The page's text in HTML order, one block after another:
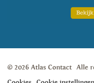
en soms verstikkende
De geur
artikelen met
liefhebbers en kenners
dromedaris die voor
© 2026 Atlas Contact Alle